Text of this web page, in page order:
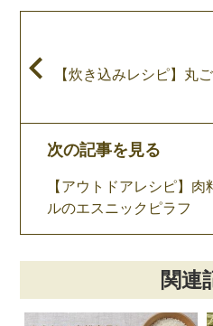
【炊き込みレシピ】丸
次の記事を見る
【アウトドアレシピ】
ルのエスニックピラフ
関連